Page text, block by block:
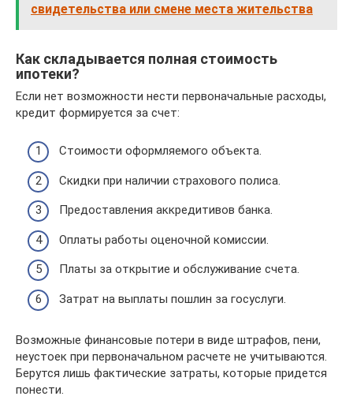
свидетельства или смене места жительства
Как складывается полная стоимость
ипотеки?
Если нет возможности нести первоначальные расходы,
кредит формируется за счет:
Стоимости оформляемого объекта.
Скидки при наличии страхового полиса.
Предоставления аккредитивов банка.
Оплаты работы оценочной комиссии.
Платы за открытие и обслуживание счета.
Затрат на выплаты пошлин за госуслуги.
Возможные финансовые потери в виде штрафов, пени,
неустоек при первоначальном расчете не учитываются.
Берутся лишь фактические затраты, которые придется
понести.